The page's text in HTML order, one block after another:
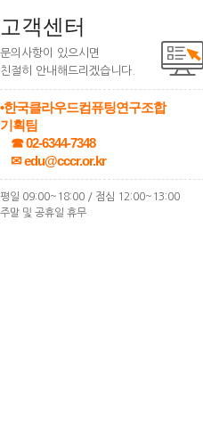
고객센터
문의사항이 있으시면
친절히 안내해드리겠습니다.
•한국클라우드컴퓨팅연구조합
기획팀
☎ 02-6344-7348
✉ edu@cccr.or.kr
평일 09:00~18:00 / 점심 12:00~13:00
주말 및 공휴일 휴무